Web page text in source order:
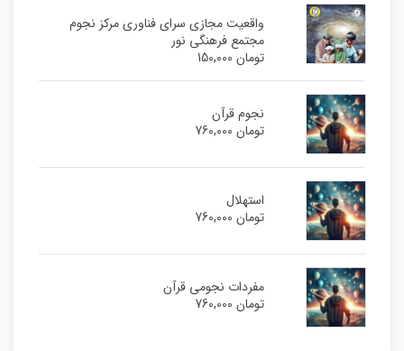
واقعیت مجازی سرای فناوری مرکز نجوم
مجتمع فرهنگی نور
تومان150,000
نجوم قرآن
تومان760,000
استهلال
تومان760,000
مفردات نجومی قرآن
تومان760,000